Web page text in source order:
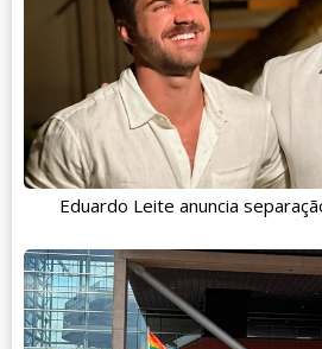
Eduardo Leite anuncia